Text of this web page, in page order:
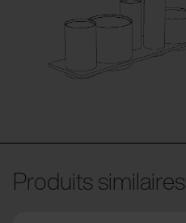
Produits similaires